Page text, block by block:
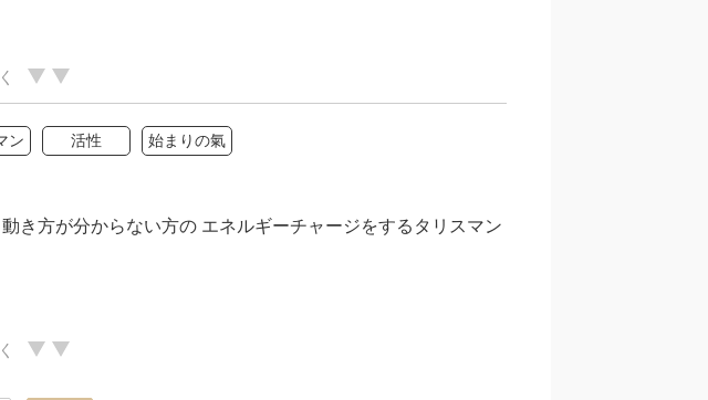
ン 活性 始まりの氣
き方が分からない方の エネルギーチャージをするタリスマン